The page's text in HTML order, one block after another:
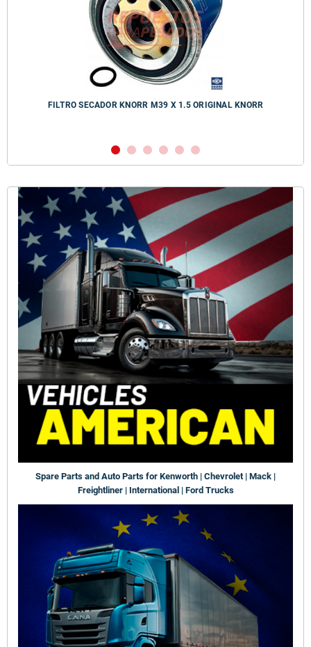
FILTRO SECADOR KNORR M39 X 1.5 ORIGINAL KNORR
Spare Parts and Auto Parts for Kenworth | Chevrolet | Mack |
Freightliner | International | Ford Trucks